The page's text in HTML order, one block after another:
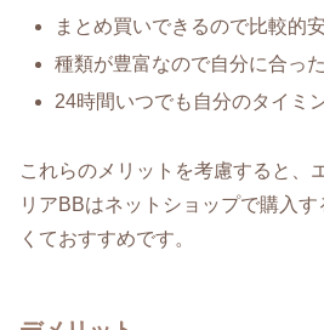
まとめ買いできるので比較的
種類が豊富なので自分に合っ
24時間いつでも自分のタイミ
これらのメリットを考慮すると、
リアBBはネットショップで購入
くておすすめです。